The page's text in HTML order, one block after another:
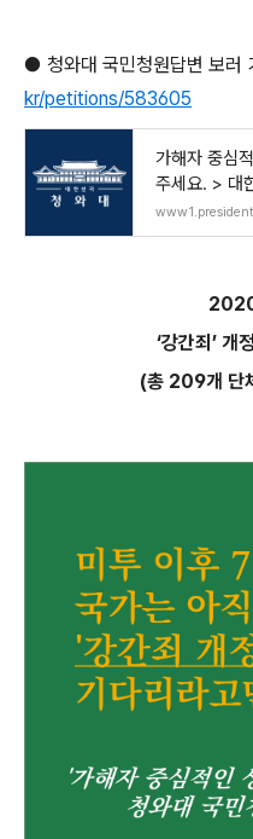
● 청와대 국민청원답변 보러
kr/petitions/583605
가해자 중심
주세요. > 대
‘강간죄 ’ 개
(총 209개 단